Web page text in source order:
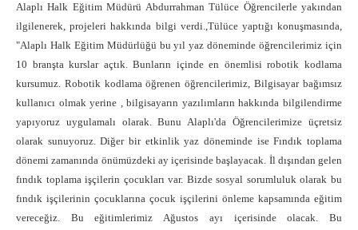
Alaplı Halk Eğitim Müdürü Abdurrahman Tülüce Öğrencilerle yakından
ilgilenerek, projeleri hakkında bilgi verdi.,Tülüce yaptığı konuşmasında,
"Alaplı Halk Eğitim Müdürlüğü bu yıl yaz döneminde öğrencilerimiz için
10 branşta kurslar açtık. Bunların içinde en önemlisi robotik kodlama
kursumuz. Robotik kodlama öğrenen öğrencilerimiz, Bilgisayar bağımsız
kullanıcı olmak yerine , bilgisayarın yazılımların hakkında bilgilendirme
yapıyoruz uygulamalı olarak. Bunu Alaplı'da Öğrencilerimize üçretsiz
olarak sunuyoruz. Diğer bir etkinlik yaz döneminde ise Fındık toplama
dönemi zamanında önümüzdeki ay içerisinde başlayacak. İl dışından gelen
fındık toplama işçilerin çocukları var. Bizde sosyal sorumluluk olarak bu
fındık işçilerinin çocuklarına çocuk işçilerini önleme kapsamında eğitim
vereceğiz. Bu eğitimlerimiz Ağustos ayı içerisinde olacak. Bu